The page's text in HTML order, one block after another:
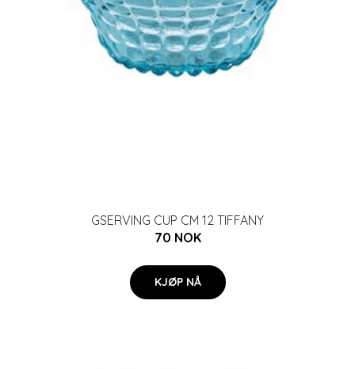
GSERVING CUP CM 12 TIFFANY
70 NOK
KJØP NÅ